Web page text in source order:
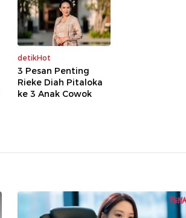
detikHot
3 Pesan Penting
Rieke Diah Pitaloka
ke 3 Anak Cowok